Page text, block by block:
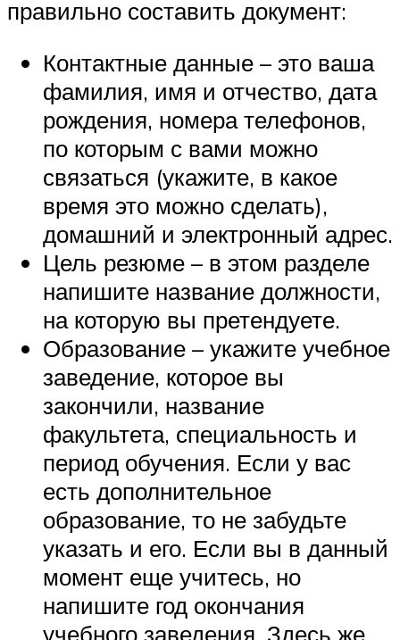
правильно составить документ:
Контактные данные – это ваша
фамилия, имя и отчество, дата
рождения, номера телефонов,
по которым с вами можно
связаться (укажите, в какое
время это можно сделать),
домашний и электронный адрес.
Цель резюме – в этом разделе
напишите название должности,
на которую вы претендуете.
Образование – укажите учебное
заведение, которое вы
закончили, название
факультета, специальность и
период обучения. Если у вас
есть дополнительное
образование, то не забудьте
указать и его. Если вы в данный
момент еще учитесь, но
напишите год окончания
учебного заведения. Здесь же